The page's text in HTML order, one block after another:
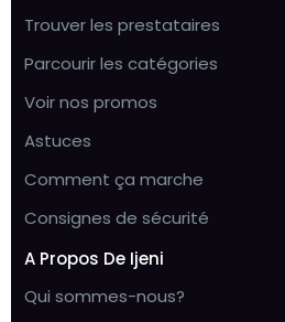
Trouver les prestataires
Parcourir les catégories
Voir nos promos
Astuces
Comment ça marche
Consignes de sécurité
A Propos De Ijeni
Qui sommes-nous?